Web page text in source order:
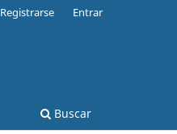
Buscar
Registrarse Entrar